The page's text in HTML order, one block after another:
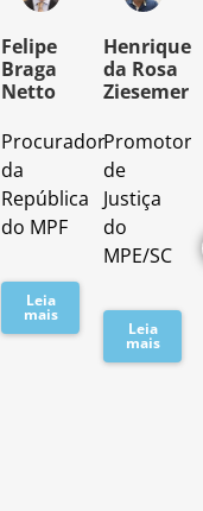
Felipe
Braga
Netto
Procurador
da
República
do MPF
Leia
mais
Henrique
da Rosa
Ziesemer
Promotor
de
Justiça
do
MPE/SC
Leia
mais